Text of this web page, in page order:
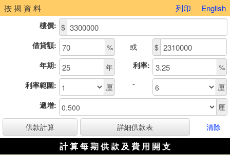
按 揭 資 料 列印 English
樓價: $
借貸額:
% 或
$
年期:
年 利率:
%
利率範圍:
厘 -
厘
遞增:
厘
清除
計 算 每 期 供 款 及 費 用 開 支